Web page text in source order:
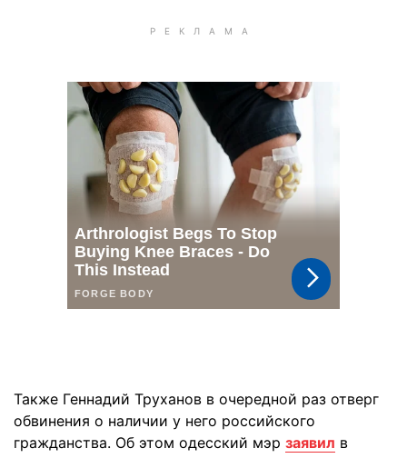
Также Геннадий Труханов в очередной раз отверг
обвинения о наличии у него российского
гражданства. Об этом одесский мэр заявил в